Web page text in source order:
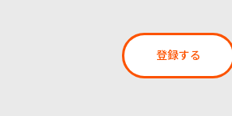
登録する